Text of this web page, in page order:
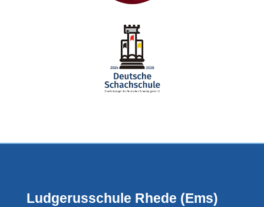
Ludgerusschule Rhede (Ems)